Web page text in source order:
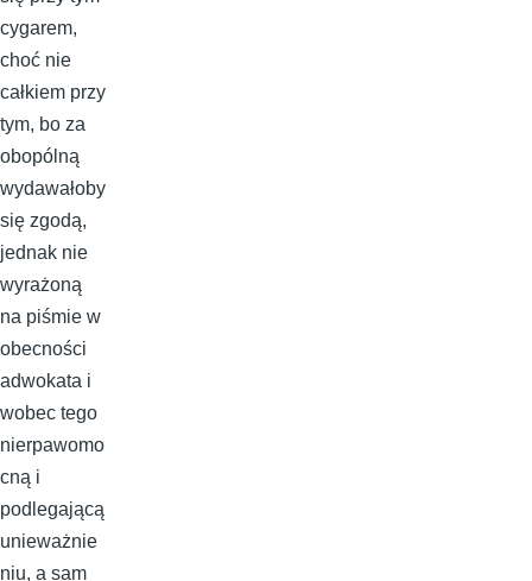
cygarem,
choć nie
całkiem przy
tym, bo za
obopólną
wydawałoby
się zgodą,
jednak nie
wyrażoną
na piśmie w
obecności
adwokata i
wobec tego
nierpawomo
cną i
podlegającą
unieważnie
niu, a sam